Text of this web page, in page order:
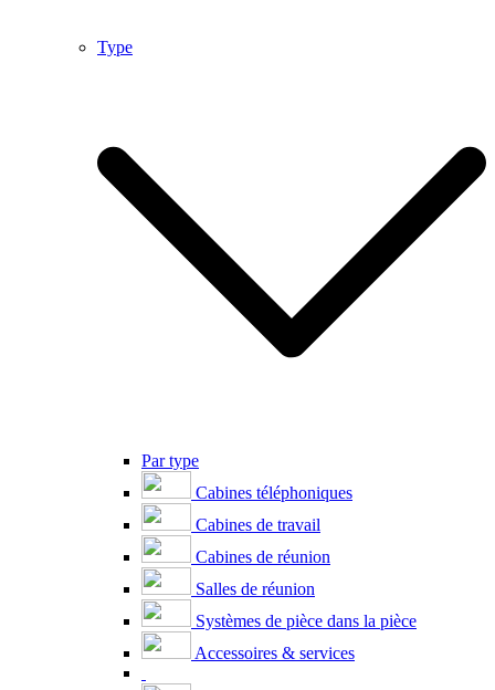
Type
Par type
Cabines téléphoniques
Cabines de travail
Cabines de réunion
Salles de réunion
Systèmes de pièce dans la pièce
Accessoires & services